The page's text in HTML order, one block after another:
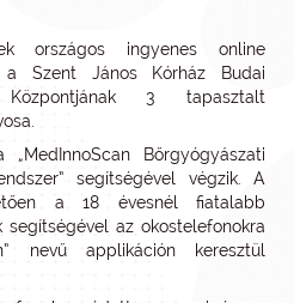
országos ingyenes online
a Szent János Kórház Budai
Központjának 3 tapasztalt
Bőrgyógyászati
segítségével végzik. A
a 18 évesnél fiatalabb
segítségével az okostelefonokra
nevű applikáción keresztül